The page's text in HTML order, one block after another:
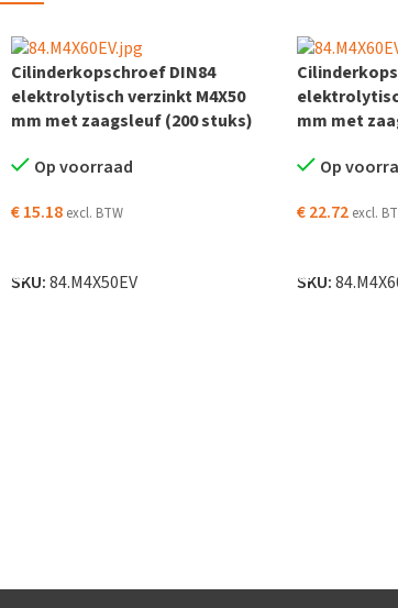
Cilinderkopschroef DIN84
elektrolytisch verzinkt M4X50
mm met zaagsleuf (200 stuks)
Op voorraad
€15.18 excl. BTW
SKU:84.M4X50EV
mm met
Op
€22.72 excl.
SKU: